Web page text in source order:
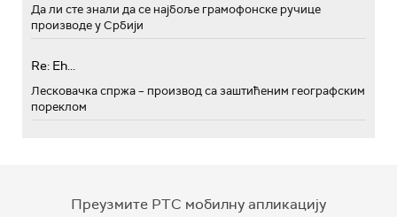
Да ли сте знали да се најбоље грамофонске ручице
производе у Србији
Re: Eh...
Лесковачка спржа – производ са заштићеним географским
пореклом
Преузмите РТС мобилну апликацију